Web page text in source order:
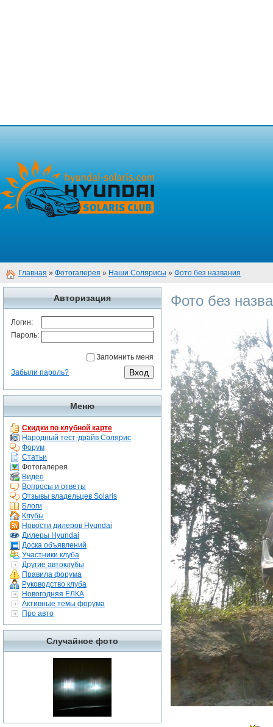
Главная » Фотогалерея » Наши Солярисы » Фото без названия
Авторизация
Логин:
Пароль:
Запомнить меня
Забыли пароль?
Меню
Скидки по клубной карте
Народный тест-драйв Солярис
Форум
Статьи
Фотогалерея
Видео
Вопросы и ответы
Отзывы владельцев Solaris
Блоги
Клубы
Новости дилеров Hyundai
Дилеры Hyundai
Доска объявлений
Участники клуба
Другие автоклубы
Правила форума
Руководство клуба
Новогодняя ЁЛКА
Активные темы форума
Про авто
Случайное фото
Фото без